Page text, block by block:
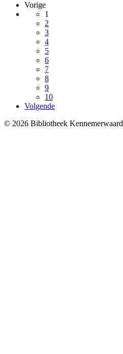
Vorige
1
2
3
4
5
6
7
8
9
10
Volgende
© 2026 Bibliotheek Kennemerwaard